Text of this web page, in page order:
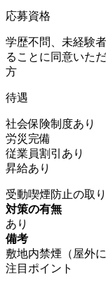
応募資格
学歴不問、未経験
ることに同意いた
方
待遇
社会保険制度あり
労災完備
従業員割引あり
昇給あり
受動喫煙防止の取
対策の有無
あり
備考
敷地内禁煙（屋外
注目ポイント